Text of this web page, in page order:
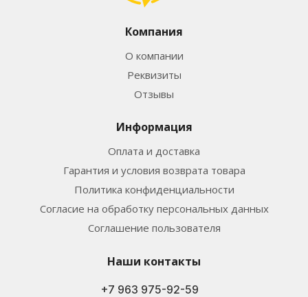
Компания
О компании
Реквизиты
Отзывы
Информация
Оплата и доставка
Гарантия и условия возврата товара
Политика конфиденциальности
Согласие на обработку персональных данных
Соглашение пользователя
Наши контакты
+7 963 975-92-59